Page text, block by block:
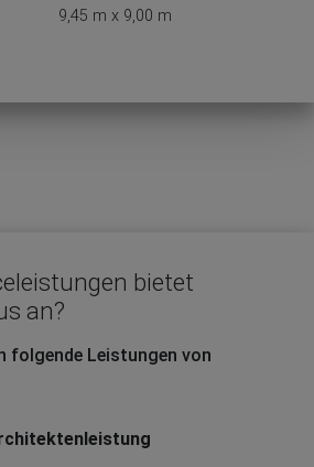
9,45 m x 9,00 m
bietet
an?
folgende Leistungen von